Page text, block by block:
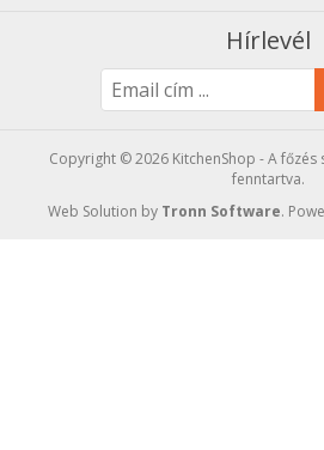
Hírlevél
Copyright © 2026 KitchenShop - A
fenntartva.
Web Solution by Tronn Software.